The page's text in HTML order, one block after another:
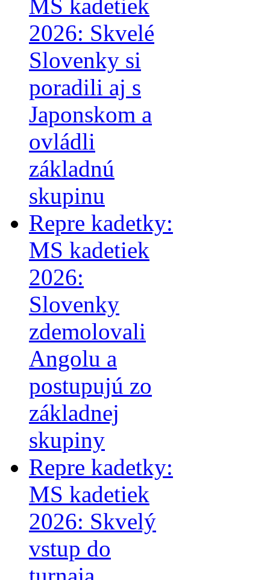
MS kadetiek
2026: Skvelé
Slovenky si
poradili aj s
Japonskom a
ovládli
základnú
skupinu
Repre kadetky:
MS kadetiek
2026:
Slovenky
zdemolovali
Angolu a
postupujú zo
základnej
skupiny
Repre kadetky:
MS kadetiek
2026: Skvelý
vstup do